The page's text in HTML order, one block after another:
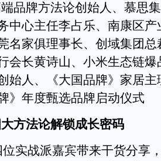
品牌方法论创始人、慕思
中心主任李占乐、南康区
名家俱理事长、创域集团
会长黄诗山、小米生态链
始人、《大国品牌》家居
》年度甄选品牌启动仪式
大方法论解锁成长密码
实战派嘉宾带来干货分享